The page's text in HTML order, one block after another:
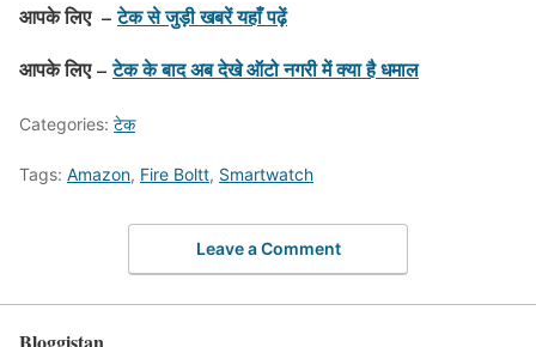
आपके लिए –टेक से जुड़ी खबरें यहाँ पढ़ें
आपके लिए – टेक के बाद अब देखे ऑटो नगरी में क्या है धमाल
Categories: टेक
Tags: Amazon, Fire Boltt, Smartwatch
Leave a Comment